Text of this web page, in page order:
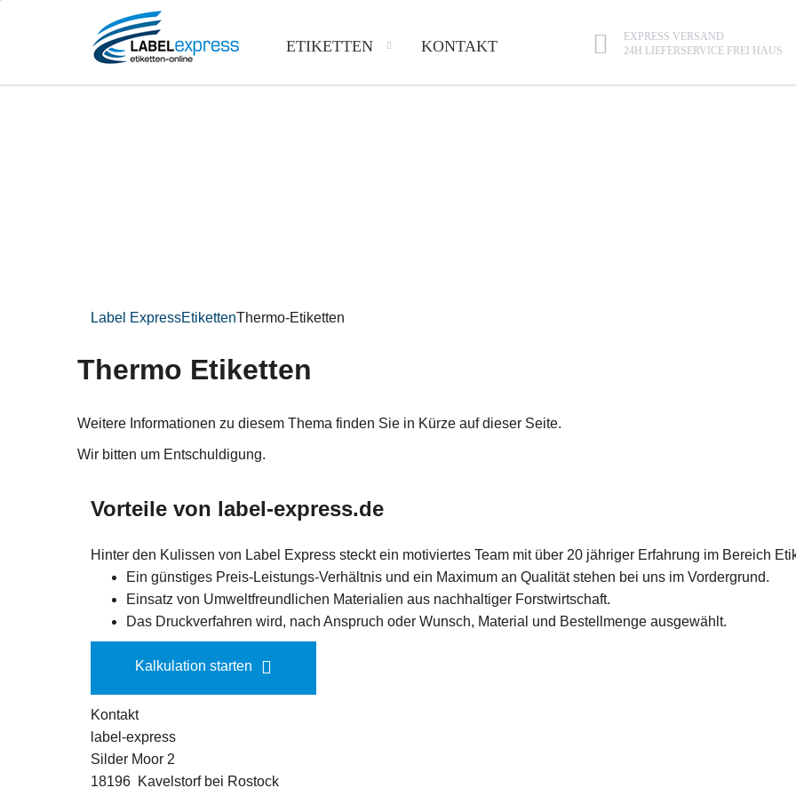
ETIKETTEN KONTAKT
EXPRESS VERSAND
24H LIEFERSERVICE FREI HAUS
Label ExpressEtikettenThermo-Etiketten
Thermo Etiketten
Weitere Informationen zu diesem Thema finden Sie in Kürze auf dieser Seite.
Wir bitten um Entschuldigung.
Vorteile von label-express.de
Hinter den Kulissen von Label Express steckt ein motiviertes Team mit über 20 jähriger Erfahrung im Bereich
Ein günstiges Preis-Leistungs-Verhältnis und ein Maximum an Qualität stehen bei uns im Vordergrund.
Einsatz von Umweltfreundlichen Materialien aus nachhaltiger Forstwirtschaft.
Das Druckverfahren wird, nach Anspruch oder Wunsch, Material und Bestellmenge ausgewählt.
Kalkulation starten
Kontakt
label-express
Silder Moor 2
18196 Kavelstorf bei Rostock